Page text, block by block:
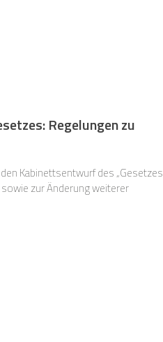
Regelungen zu
Kabinettsentwurf des „Gesetzes
zur Änderung weiterer